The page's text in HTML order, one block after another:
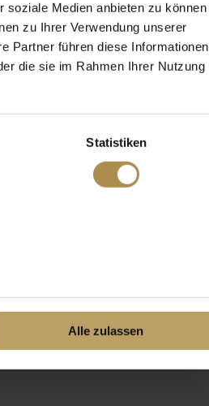
soziale Medien anbieten zu können
zu Ihrer Verwendung unserer
Partner führen diese Informationen
die sie im Rahmen Ihrer Nutzung
Statistiken
Alle zulassen